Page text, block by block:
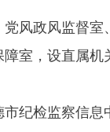
风政风监督
室，设直属机
纪检监察信息